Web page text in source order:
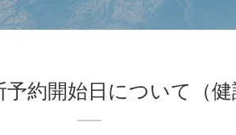
約開始日について（健